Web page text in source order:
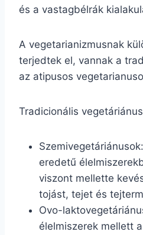
és a vastagbélrák
A vegetarianizmusnak
terjedtek el, vannak a
az atipusos
Tradicionális
eredetű
viszont mellette
tojást, tejet és
Ovo-
élelmiszerek mellett